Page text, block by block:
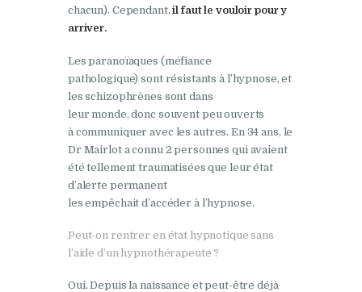
chacun). Cependant,il faut le vouloir pour y
arriver.
Les paranoïaques (méfiance
pathologique) sont résistants à l’hypnose, et
lesschizophrènes sont dans
leur monde,donc souventpeu ouverts
à communiquer avec lesautres. En 34ans, le
Dr Mairlotaconnu 2personnes qui avaient
été tellement traumatisées que leur état
d’alerte permanent
lesempêchait d’accéder à l’hypnose.
Peut-on rentrer en état hypnotique sans
l’aide d’un hypnothérapeute ?
Oui. Depuis la naissance et peut-être déjà